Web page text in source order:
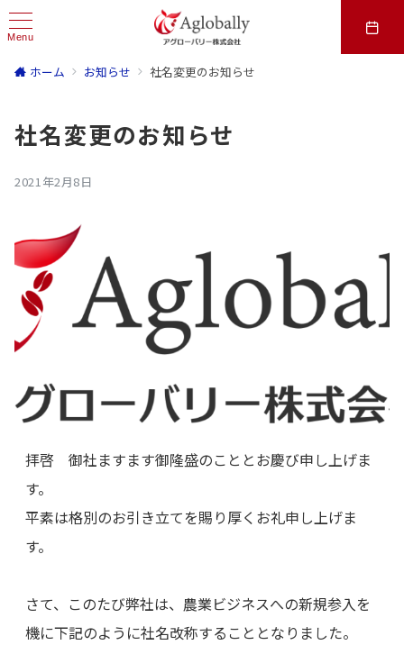
Menu
ホーム お知らせ 社名変更のお知らせ
社名変更のお知らせ
2021年2月8日
拝啓 御社ますます御隆盛のこととお慶び申し上げま
す。
平素は格別のお引き立てを賜り厚くお礼申し上げま
す。
さて、このたび弊社は、農業ビジネスへの新規参入を
機に下記のように社名改称することとなりました。